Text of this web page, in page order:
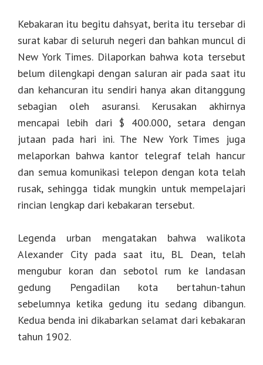
Kebakaran itu begitu dahsyat, berita itu tersebar di
surat kabar di seluruh negeri dan bahkan muncul di
New York Times. Dilaporkan bahwa kota tersebut
belum dilengkapi dengan saluran air pada saat itu
dan kehancuran itu sendiri hanya akan ditanggung
sebagian oleh asuransi. Kerusakan akhirnya
mencapai lebih dari $ 400.000, setara dengan
jutaan pada hari ini. The New York Times juga
melaporkan bahwa kantor telegraf telah hancur
dan semua komunikasi telepon dengan kota telah
rusak, sehingga tidak mungkin untuk mempelajari
rincian lengkap dari kebakaran tersebut.
Legenda urban mengatakan bahwa walikota
Alexander City pada saat itu, BL Dean, telah
mengubur koran dan sebotol rum ke landasan
gedung Pengadilan kota bertahun-tahun
sebelumnya ketika gedung itu sedang dibangun.
Kedua benda ini dikabarkan selamat dari kebakaran
tahun 1902.